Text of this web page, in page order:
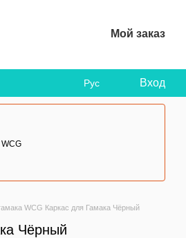
Мой заказ
Рус Вход
WCG Каркас для Гамака Чёрный
Чёрный